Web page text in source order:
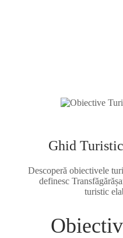
Ghid
Descoperă obiectivele
definesc
turistic